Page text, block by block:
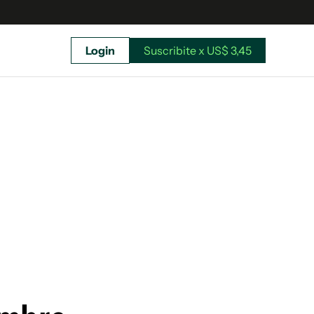
Login Suscribite x US$ 3,45